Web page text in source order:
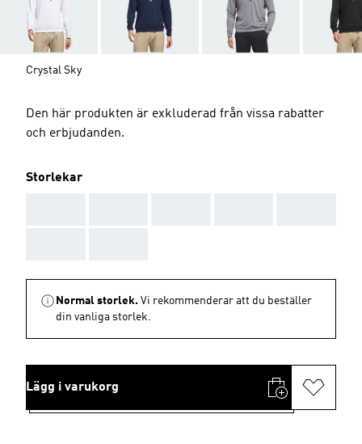
Crystal Sky
Den här produkten är exkluderad från vissa rabatter
och erbjudanden.
Storlekar
Normal storlek. Vi rekommenderar att du beställer
din vanliga storlek.
Lägg i varukorg